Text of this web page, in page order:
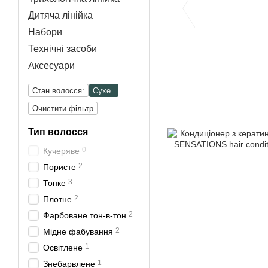
Дитяча лінійка
Набори
Технічні засоби
Аксесуари
Стан волосся:
Сухе
Очистити фільтр
Тип волосся
Кучеряве 0
Пористе 2
Тонке 3
Плотне 2
Фарбоване тон-в-тон 2
Мідне фабування 2
Освітлене 1
Знебарвлене 1